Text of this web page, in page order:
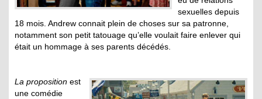
sexuelles depuis
18 mois. Andrew connait plein de choses sur sa patronne,
notamment son petit tatouage qu’elle voulait faire enlever qui
était un hommage à ses parents décédés.
La proposition est
une comédie